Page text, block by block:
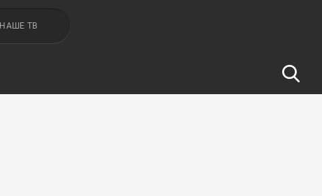
НАШЕ ТВ